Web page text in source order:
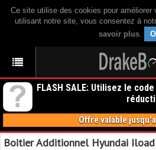
Ce site utilise des cookies pour améliorer
utilisant notre site, vous consentez à
savoir plus.
FLASH SALE: Utilisez le code
Offre valable
Boitier Additionnel Hyundai